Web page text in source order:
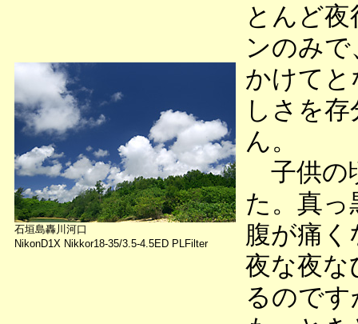
石垣島轟川河口
NikonD1X Nikkor18-35/3.5-4.5ED PLFilter
とんど
ンのみ
かけて
しさを
ん。
子供の
た。真
腹が痛
夜な夜な
るので